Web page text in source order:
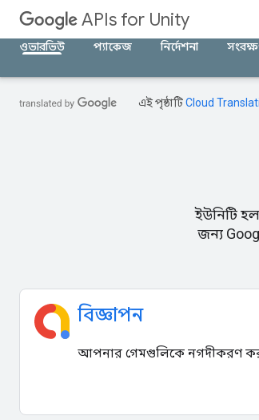
APIs for Unity
ওভারভিউ
প্যাকেজ নির্দেশনা
এই পৃষ্ঠাটিCloud
ইউনিটি
জন্য
বিজ্ঞাপন
আপনার গেমগুলিকে নগদীকরণ